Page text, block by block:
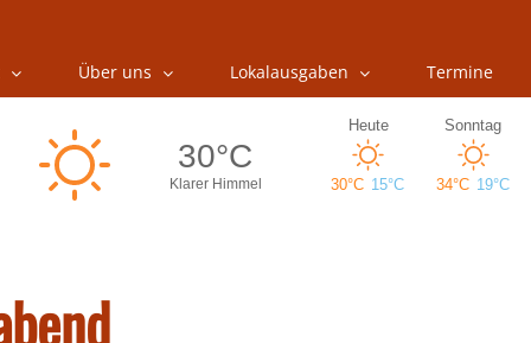
Über uns Lokalausgaben Termine